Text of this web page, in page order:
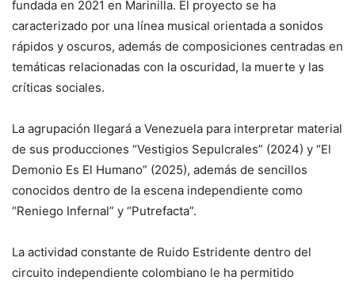
fundada en 2021 en Marinilla. El proyecto se ha
caracterizado por una línea musical orientada a sonidos
rápidos y oscuros, además de composiciones centradas en
temáticas relacionadas con la oscuridad, la muerte y las
críticas sociales.
La agrupación llegará a Venezuela para interpretar material
de sus producciones “Vestigios Sepulcrales” (2024) y “El
Demonio Es El Humano” (2025), además de sencillos
conocidos dentro de la escena independiente como
“Reniego Infernal” y “Putrefacta”.
La actividad constante de Ruido Estridente dentro del
circuito independiente colombiano le ha permitido